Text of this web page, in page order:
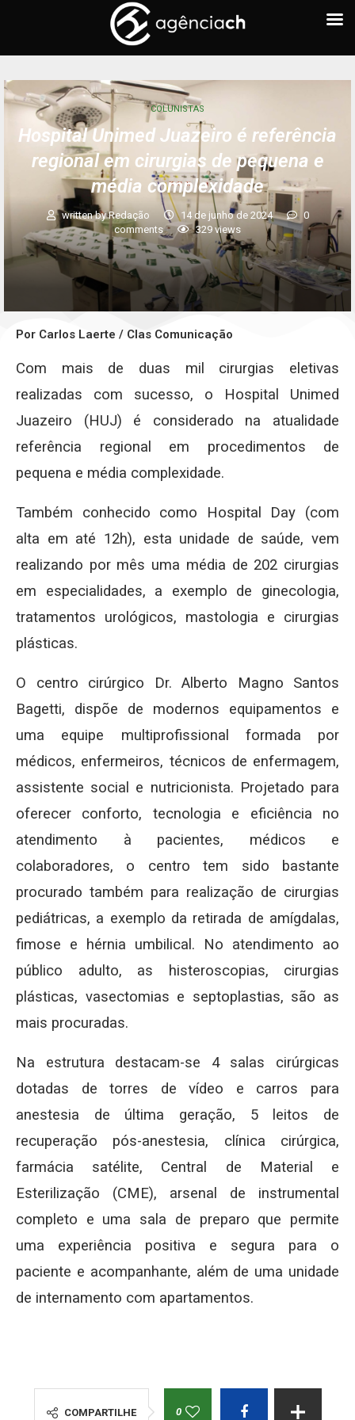
COLUNISTAS
Hospital Unimed Juazeiro é referência
regional em cirurgias de pequena e
média complexidade
written byRedação 14 de junho de 2024
0
comments
329 views
Por Carlos Laerte / Clas Comunicação
Com mais de duas mil cirurgias eletivas
realizadas com sucesso, o Hospital Unimed
Juazeiro (HUJ) é considerado na atualidade
referência regional em procedimentos de
pequena e média complexidade.
Também conhecido como Hospital Day (com
alta em até 12h), esta unidade de saúde, vem
realizando por mês uma média de 202 cirurgias
em especialidades, a exemplo de ginecologia,
tratamentos urológicos, mastologia e cirurgias
plásticas.
O centro cirúrgico Dr. Alberto Magno Santos
Bagetti, dispõe de modernos equipamentos e
uma equipe multiprofissional formada por
médicos, enfermeiros, técnicos de enfermagem,
assistente social e nutricionista. Projetado para
oferecer conforto, tecnologia e eficiência no
atendimento à pacientes, médicos e
colaboradores, o centro tem sido bastante
procurado também para realização de cirurgias
pediátricas, a exemplo da retirada de amígdalas,
fimose e hérnia umbilical. No atendimento ao
público adulto, as histeroscopias, cirurgias
plásticas, vasectomias e septoplastias, são as
mais procuradas.
Na estrutura destacam-se 4 salas cirúrgicas
dotadas de torres de vídeo e carros para
anestesia de última geração, 5 leitos de
recuperação pós-anestesia, clínica cirúrgica,
farmácia satélite, Central de Material e
Esterilização (CME), arsenal de instrumental
completo e uma sala de preparo que permite
uma experiência positiva e segura para o
paciente e acompanhante, além de uma unidade
de internamento com apartamentos.
COMPARTILHE 0